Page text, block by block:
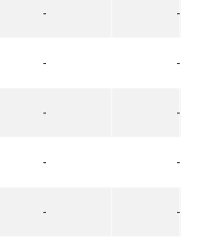
- -
- -
- -
- -
- -